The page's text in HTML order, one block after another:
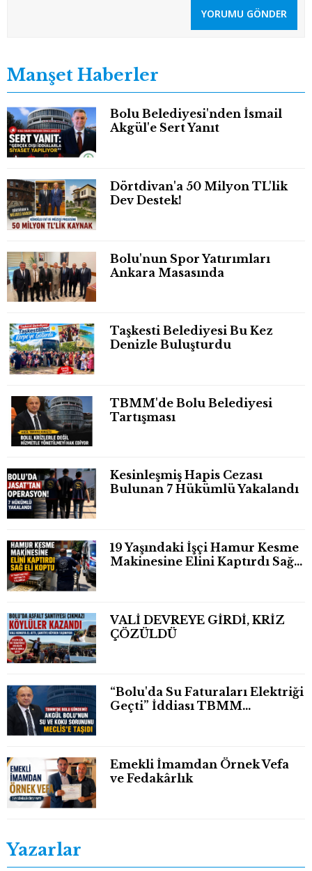
YORUMU GÖNDER
Manşet Haberler
Bolu Belediyesi'nden İsmail
Akgül'e Sert Yanıt
Dörtdivan'a 50 Milyon TL'lik
Dev Destek!
Bolu'nun Spor Yatırımları
Ankara Masasında
Taşkesti Belediyesi Bu Kez
Denizle Buluşturdu
TBMM'de Bolu Belediyesi
Tartışması
Kesinleşmiş Hapis Cezası
Bulunan 7 Hükümlü Yakalandı
19 Yaşındaki İşçi Hamur Kesme
Makinesine Elini Kaptırdı Sağ
VALİ DEVREYE GİRDİ, KRİZ
ÇÖZÜLDÜ
“Bolu'da Su Faturaları Elektriği
Geçti” İddiası TBMM
Emekli İmamdan Örnek Vefa
ve Fedakârlık
Yazarlar